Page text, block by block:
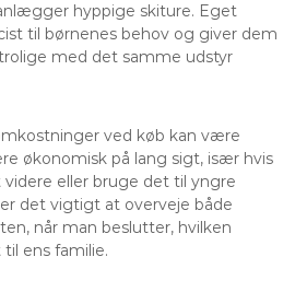
hyppige skiture. Eget
til børnenes behov og giver dem
med det samme udstyr
ved køb kan være
økonomisk på lang sigt, især hvis
eller bruge det til yngre
det vigtigt at overveje både
når man beslutter, hvilken
ens familie.